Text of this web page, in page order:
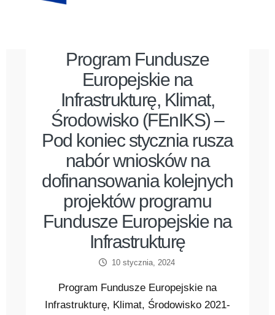
Program Fundusze
Europejskie na
Infrastrukturę, Klimat,
Środowisko (FEnIKS) –
Pod koniec stycznia rusza
nabór wniosków na
dofinansowania kolejnych
projektów programu
Fundusze Europejskie na
Infrastrukturę
10 stycznia, 2024
Program Fundusze Europejskie na
Infrastrukturę, Klimat, Środowisko 2021-